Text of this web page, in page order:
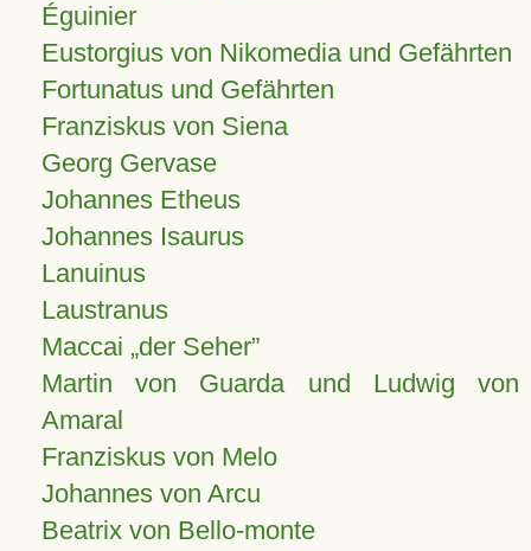
Éguinier
Eustorgius von Nikomedia und Gefährten
Fortunatus und Gefährten
Franziskus von Siena
Georg Gervase
Johannes Etheus
Johannes Isaurus
Lanuinus
Laustranus
Maccai „der Seher”
Martin von Guarda und Ludwig von
Amaral
Franziskus von Melo
Johannes von Arcu
Beatrix von Bello-monte